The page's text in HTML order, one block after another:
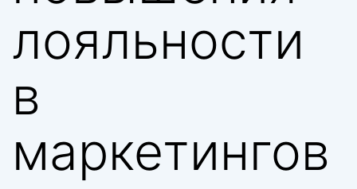
лояльности
в
маркетингов